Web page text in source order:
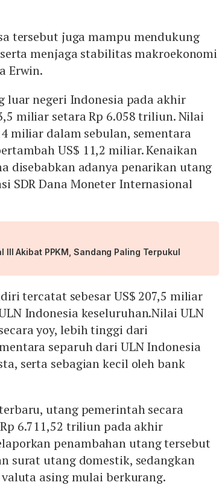
tersebut juga mampu mendukung
menjaga stabilitas makroekonomi
Erwin.
luar negeri Indonesia pada akhir
miliar setara Rp 6.058 triliun. Nilai
miliar dalam sebulan, sementara
US$ 11,2 miliar. Kenaikan
disebabkan adanya penarikan utang
SDR Dana Moneter Internasional
III Akibat PPKM, Sandang Paling Terpukul
tercatat sebesar US$ 207,5 miliar
Indonesia keseluruhan.Nilai ULN
yoy, lebih tinggi dari
separuh dari ULN Indonesia
serta sebagian kecil oleh bank
utang pemerintah secara
6.711,52 triliun pada akhir
penambahan utang tersebut
surat utang domestik, sedangkan
asing mulai berkurang.